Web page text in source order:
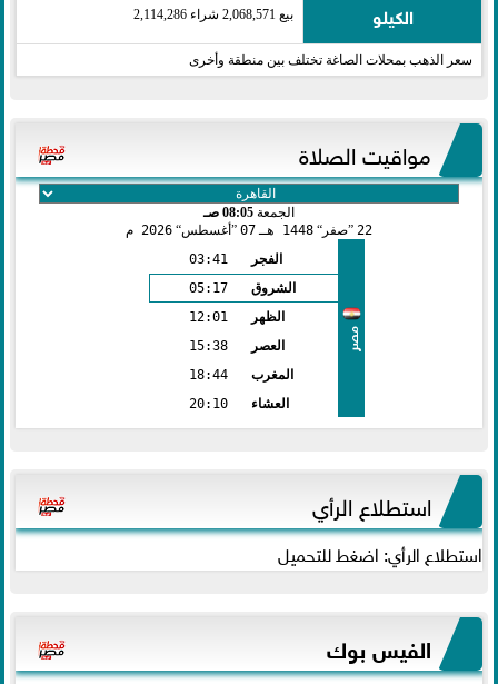
الكيلو بيع 2,068,571 شراء 2,114,286
سعر الذهب بمحلات الصاغة تختلف بين منطقة وأخرى
مواقيت الصلاة
الجمعة 08:05 صـ
22 صفر 1448 هـ 07 أغسطس 2026 م
مصر
الفجر
03:41
الشروق
05:17
الظهر
12:01
العصر
15:38
المغرب
18:44
العشاء
20:10
استطلاع الرأي
استطلاع الرأي: اضغط للتحميل
الفيس بوك